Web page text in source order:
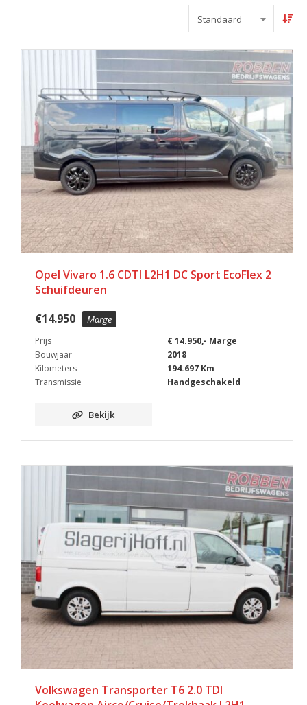
Standaard
Opel Vivaro 1.6 CDTI L2H1 DC Sport EcoFlex 2
Schuifdeuren
€14.950 Marge
Prijs
€ 14.950,- Marge
Bouwjaar
2018
Kilometers
194.697 Km
Transmissie
Handgeschakeld
Bekijk
Volkswagen Transporter T6 2.0 TDI